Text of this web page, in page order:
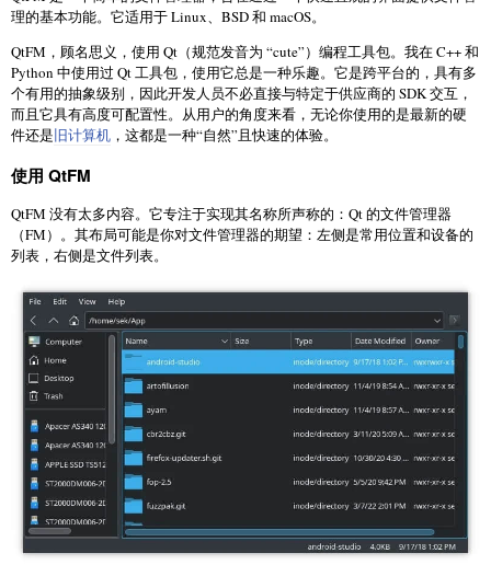
理的基本功能。它适用于 Linux、BSD 和 macOS。
QtFM，顾名思义，使用 Qt（规范发音为 “cute”）编程工具包。我在 C++ 和
Python 中使用过 Qt 工具包，使用它总是一种乐趣。它是跨平台的，具有多
个有用的抽象级别，因此开发人员不必直接与特定于供应商的 SDK 交互，
而且它具有高度可配置性。从用户的角度来看，无论你使用的是最新的硬
件还是旧计算机 ，这都是一种“自然”且快速的体验。
使用 QtFM
QtFM 没有太多内容。它专注于实现其名称所声称的：Qt 的文件管理器
（FM）。其布局可能是你对文件管理器的期望：左侧是常用位置和设备的
列表，右侧是文件列表。